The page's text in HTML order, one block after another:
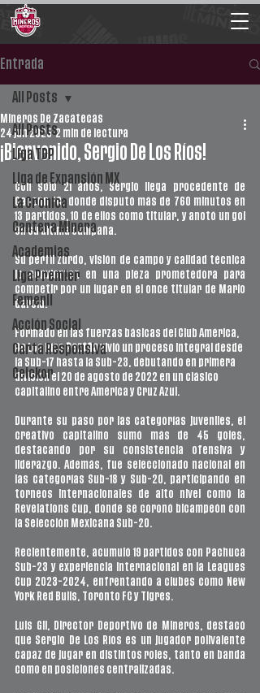
Entrada
All Posts
Liga TDP
Liga de Expansión MX
La Crónica
Cantera Minera
Academias
Liga Premier
Femenil
Acción Social
Carta Responsiva
Ceickor
All Posts
¡Bienvenido, Sergio De Los Ríos!
Mineros De Zacatecas
24 jun 2025 2 min de lectura
Con solo 21 años, Sergio llega procedente de
Cancún FC, donde disputó más de 760 minutos en
13 partidos, 10 de ellos como titular, y anotó un gol
en su última campaña.
Su perfil zurdo, visión de campo y calidad técnica
lo convierten en una pieza prometedora para
competir por un lugar en el once titular de Mario
García.
Formado en las fuerzas básicas del Club América,
De Los Ríos Peztña vivió un proceso integral desde
la Sub-17 hasta la Sub-23, debutando en primera
división el 20 de agosto de 2022 en un clásico
capitalino entre América y Cruz Azul.
Durante su paso por las categorías juveniles, el
creativo capitalino sumó más de 45 goles,
destacando por su consistencia ofensiva y
liderazgo. Además, fue seleccionado nacional en
las categorías Sub-18 y Sub-20, participando en
torneos internacionales de alto nivel como la
Revelations Cup, donde se coronó bicampeón con
la Selección Mexicana Sub-20.
Recientemente, acumuló 19 partidos con Pachuca
Sub-23 y experiencia internacional en la Leagues
Cup 2023-2024, enfrentando a clubes como New
York Red Bulls, Toronto FC y Tigres.
Luis Gil, Director Deportivo de Mineros, destacó
que Sergio De Los Ríos es un jugador polivalente
capaz de jugar en distintos roles, tanto en banda
como en posiciones centralizadas.